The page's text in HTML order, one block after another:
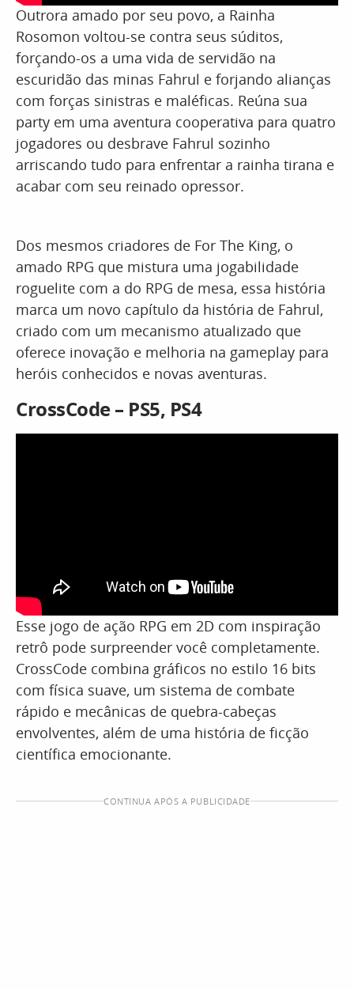
Outrora amado por seu povo, a Rainha
Rosomon voltou-se contra seus súditos,
forçando-os a uma vida de servidão na
escuridão das minas Fahrul e forjando alianças
com forças sinistras e maléficas. Reúna sua
party em uma aventura cooperativa para quatro
jogadores ou desbrave Fahrul sozinho
arriscando tudo para enfrentar a rainha tirana e
acabar com seu reinado opressor.
Dos mesmos criadores de For The King, o
amado RPG que mistura uma jogabilidade
roguelite com a do RPG de mesa, essa história
marca um novo capítulo da história de Fahrul,
criado com um mecanismo atualizado que
oferece inovação e melhoria na gameplay para
heróis conhecidos e novas aventuras.
CrossCode – PS5, PS4
Esse jogo de ação RPG em 2D com inspiração
retrô pode surpreender você completamente.
CrossCode combina gráficos no estilo 16 bits
com física suave, um sistema de combate
rápido e mecânicas de quebra-cabeças
envolventes, além de uma história de ficção
científica emocionante.
CONTINUA APÓS A PUBLICIDADE